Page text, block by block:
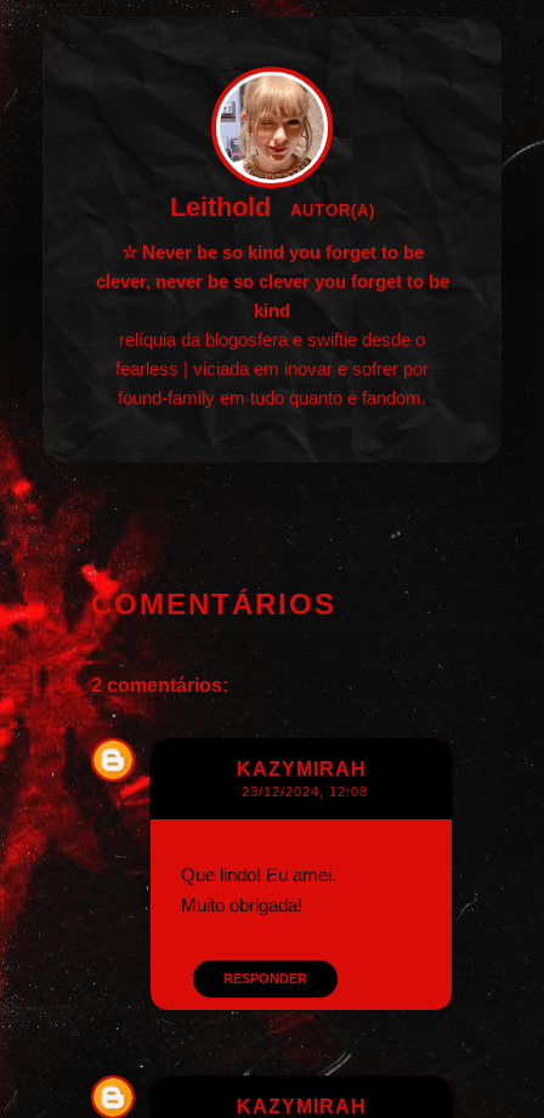
Leithold AUTOR(A)
☆ Never be so kind you forget to be
clever, never be so clever you forget to be
kind
relíquia da blogosfera e swiftie desde o
fearless | viciada em inovar e sofrer por
found-family em tudo quanto é fandom.
COMENTÁRIOS
2 comentários:
KAZYMIRAH
23/12/2024, 12:08
Que lindo! Eu amei.
Muito obrigada!
RESPONDER
KAZYMIRAH